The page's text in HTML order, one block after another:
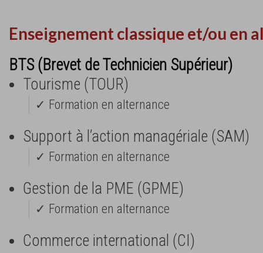
Enseignement classique et/ou en
BTS (Brevet de Technicien Supérieur)
Tourisme (TOUR)
✓ Formation en alternance
Support à l’action managériale (SAM)
✓ Formation en alternance
Gestion de la PME (GPME)
✓ Formation en alternance
Commerce international (CI)